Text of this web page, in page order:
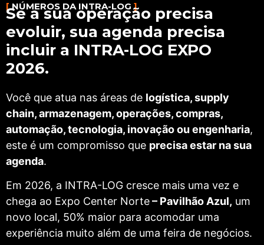
[NÚMEROS DA INTRA-LOG ]
Se a sua operação precisa
evoluir, sua agenda precisa
incluir a INTRA-LOG EXPO
2026.
Você que atua nas áreas de logística, supply
chain, armazenagem, operações, compras,
automação, tecnologia, inovação ou engenharia,
este é um compromisso que precisa estar na sua
agenda.
Em 2026, a INTRA-LOG cresce mais uma vez e
chega ao Expo Center Norte– Pavilhão Azul, um
novo local, 50% maior para acomodar uma
experiência muito além de uma feira de negócios.